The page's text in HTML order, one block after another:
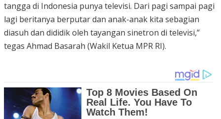
tangga di Indonesia punya televisi. Dari pagi sampai pagi
lagi beritanya berputar dan anak-anak kita sebagian
diasuh dan dididik oleh tayangan sinetron di televisi,”
tegas Ahmad Basarah (Wakil Ketua MPR RI).